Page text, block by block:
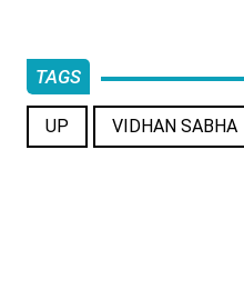
TAGS
UP VIDHAN SABHA